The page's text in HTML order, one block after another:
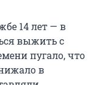
14 лет — в
выжить с
пугало, что
в